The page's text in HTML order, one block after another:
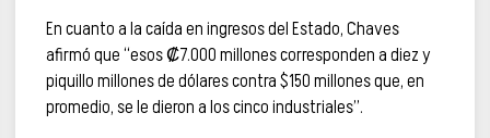
En cuanto a la caída en ingresos del Estado, Chaves
afirmó que “esos ₡7.000 millones corresponden a diez y
piquillo millones de dólares contra $150 millones que, en
promedio, se le dieron a los cinco industriales”.